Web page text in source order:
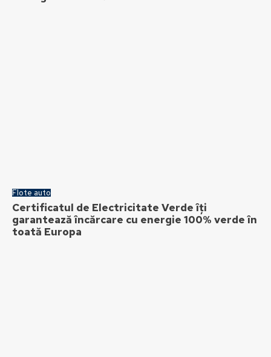
Flote auto
Certificatul de Electricitate Verde îți
garantează încărcare cu energie 100% verde în
toată Europa